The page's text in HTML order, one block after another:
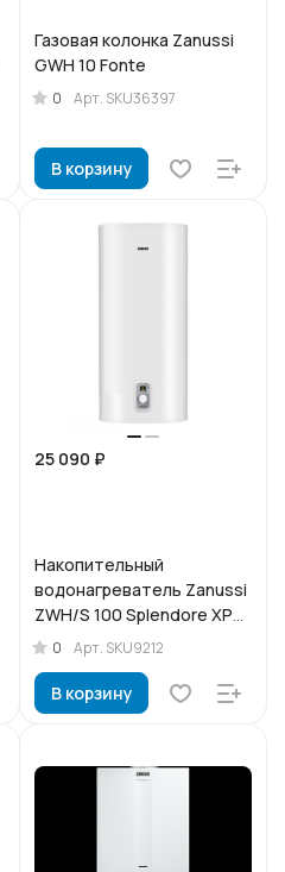
Газовая колонка Zanussi
GWH 10 Fonte
0 Арт. SKU36397
В корзину
25 090 ₽
Накопительный
водонагреватель Zanussi
ZWH/S 100 Splendore XP
2.00 Арт. SKU9212
В корзину